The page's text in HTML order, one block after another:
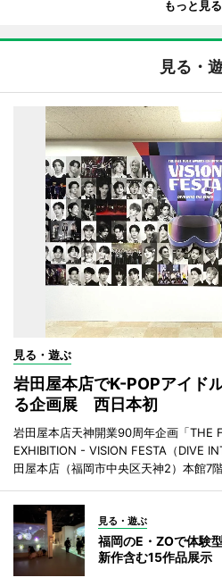
もっと見る
見る・
見る・遊ぶ
岩田屋本店でK-POPアイド
る企画展 西日本初
岩田屋本店天神開業90周年企画「THE
EXHIBITION - VISION FESTA（DIVE
田屋本店（福岡市中央区天神2）本館7
見る・遊ぶ
福岡のE・ZOで体験
新作含む15作品展示